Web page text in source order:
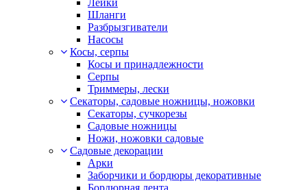
Лейки
Шланги
Разбрызгиватели
Насосы
Косы, серпы
Косы и принадлежности
Серпы
Триммеры, лески
Секаторы, садовые ножницы, ножовки
Секаторы, сучкорезы
Садовые ножницы
Ножи, ножовки садовые
Садовые декорации
Арки
Заборчики и бордюры декоративные
Бордюрная лента